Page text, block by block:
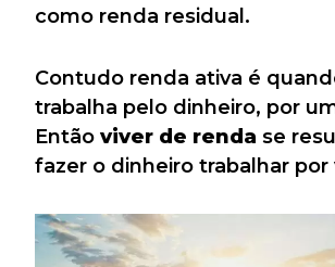
como renda residual.
Contudo renda ativa é
trabalha pelo dinheiro, por
Então viver de renda se
fazer o dinheiro trabalhar por